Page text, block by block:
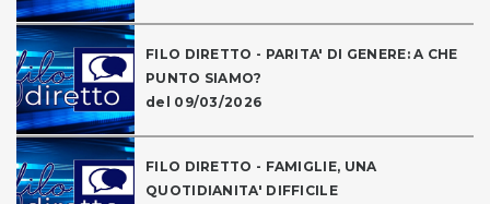
FILO DIRETTO - PARITA' DI GENERE: A CHE
PUNTO SIAMO?
del 09/03/2026
FILO DIRETTO - FAMIGLIE, UNA
QUOTIDIANITA' DIFFICILE